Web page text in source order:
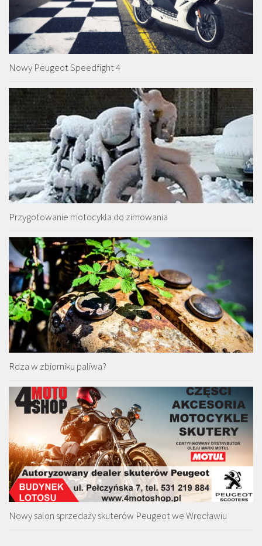
Nowy Peugeot Speedfight 4
Przygotowanie motocykla do zimowania
Rdza w zbiorniku paliwa?
Nowy salon sprzedaży skuterów Peugeot we Wrocławiu